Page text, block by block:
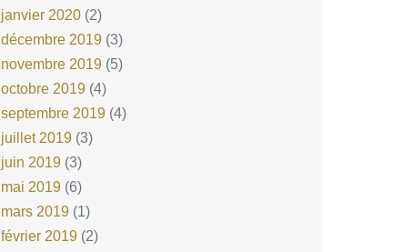
janvier 2020(2)
décembre 2019(3)
novembre 2019(5)
octobre 2019(4)
septembre 2019(4)
juillet 2019(3)
juin 2019(3)
mai 2019(6)
mars 2019(1)
février 2019(2)